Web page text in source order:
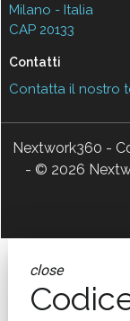
Milano - Italia
CAP 20133
Contatti
Contatta il nostro
Nextwork360 -
- © 2026
close